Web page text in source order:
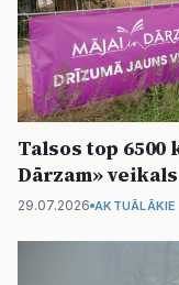
Talsos top
Dārzam» veikals
29.07.2026 AKTUĀLĀKIE